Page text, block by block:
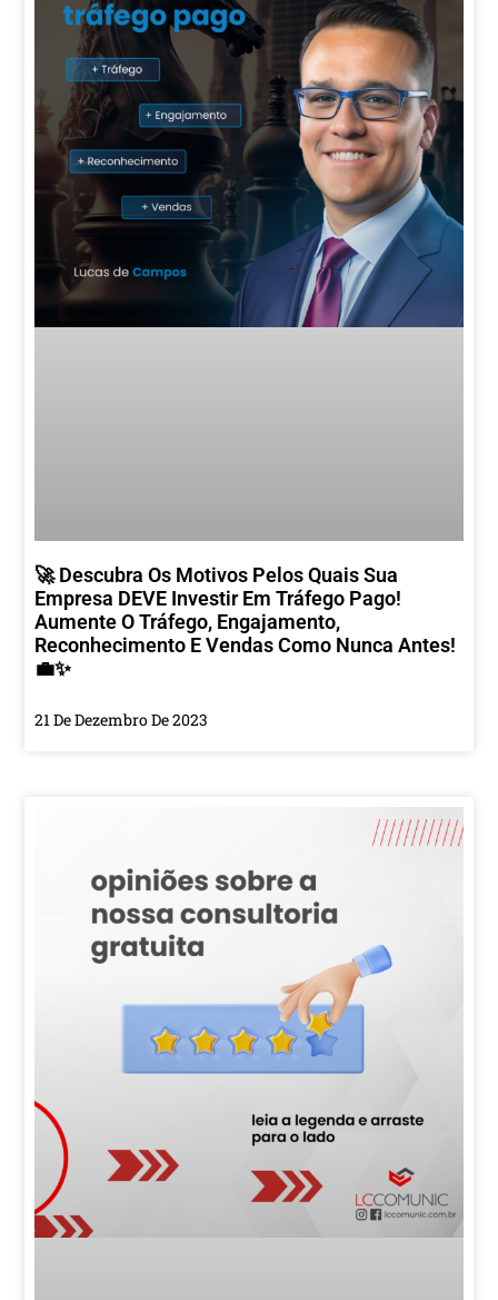
🚀 Descubra Os Motivos Pelos Quais Sua
Empresa DEVE Investir Em Tráfego Pago!
Aumente O Tráfego, Engajamento,
Reconhecimento E Vendas Como Nunca Antes!
💼✨
21 De Dezembro De 2023